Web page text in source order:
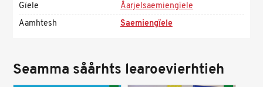
Gïele
Åarjelsaemiengïele
Aamhtesh
Saemiengïele
Seamma såårhts learoevierhtieh